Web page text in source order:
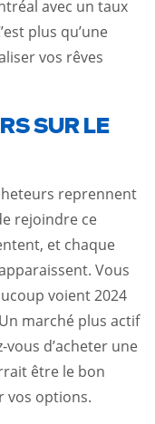
avec un taux
plus qu’une
vos rêves
SUR LE
reprennent
rejoindre ce
et chaque
Vous
voient 2024
marché plus actif
vous d’acheter une
être le bon
vos options.